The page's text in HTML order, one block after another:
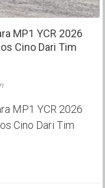
MP1 YCR 2026
Cino Dari Tim
MP1 YCR 2026
Cino Dari Tim